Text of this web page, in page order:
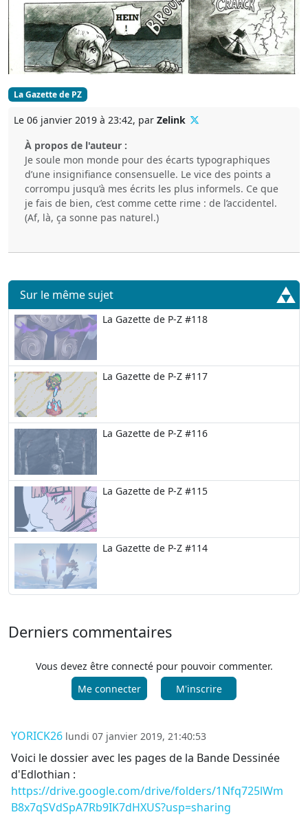
La Gazette de PZ
Le 06 janvier 2019 à 23:42, par Zelink
À propos de l'auteur :
Je soule mon monde pour des écarts typographiques
d’une insignifiance consensuelle. Le vice des points a
corrompu jusqu’à mes écrits les plus informels. Ce que
je fais de bien, c’est comme cette rime : de l’accidentel.
(Af, là, ça sonne pas naturel.)
Sur le même sujet
La Gazette de P-Z #118
La Gazette de P-Z #117
La Gazette de P-Z #116
La Gazette de P-Z #115
La Gazette de P-Z #114
Derniers commentaires
Vous devez être connecté pour pouvoir commenter.
Me connecter
M'inscrire
YORICK26 lundi 07 janvier 2019, 21:40:53
Voici le dossier avec les pages de la Bande Dessinée
d'Edlothian :
https://drive.google.com/drive/folders/1Nfq725lWm
B8x7qSVdSpA7Rb9IK7dHXUS?usp=sharing